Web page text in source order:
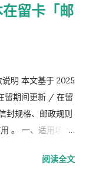
在留卡「邮
明 本文基于 2025
留期间更新 / 在留
封规格、邮政规则
。 一、适用场景
新在留卡 需要自
阅读全文